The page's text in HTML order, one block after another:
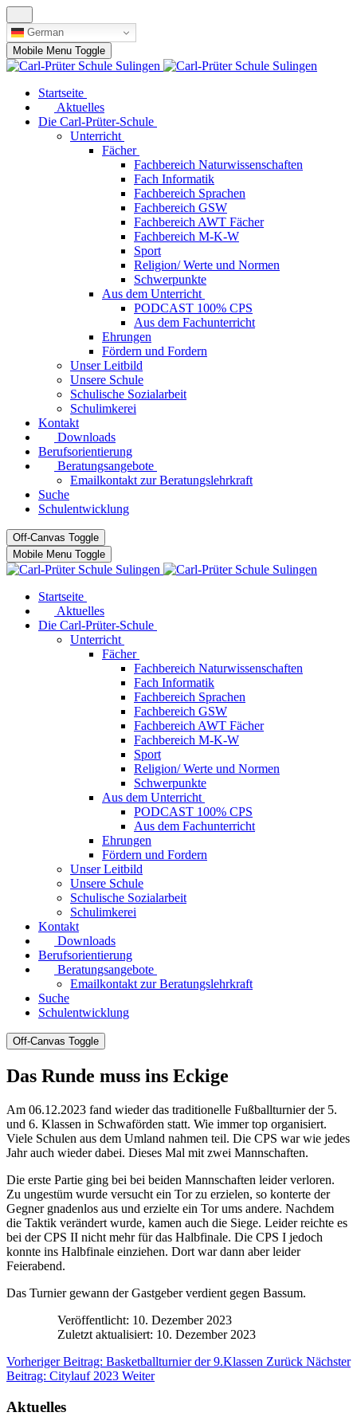
German
Mobile Menu Toggle
Startseite
Aktuelles
Die Carl-Prüter-Schule
Unterricht
Fächer
Fachbereich Naturwissenschaften
Fach Informatik
Fachbereich Sprachen
Fachbereich GSW
Fachbereich AWT Fächer
Fachbereich M-K-W
Sport
Religion/ Werte und Normen
Schwerpunkte
Aus dem Unterricht
PODCAST 100% CPS
Aus dem Fachunterricht
Ehrungen
Fördern und Fordern
Unser Leitbild
Unsere Schule
Schulische Sozialarbeit
Schulimkerei
Kontakt
Downloads
Berufsorientierung
Beratungsangebote
Emailkontakt zur Beratungslehrkraft
Suche
Schulentwicklung
Off-Canvas Toggle
Mobile Menu Toggle
Startseite
Aktuelles
Die Carl-Prüter-Schule
Unterricht
Fächer
Fachbereich Naturwissenschaften
Fach Informatik
Fachbereich Sprachen
Fachbereich GSW
Fachbereich AWT Fächer
Fachbereich M-K-W
Sport
Religion/ Werte und Normen
Schwerpunkte
Aus dem Unterricht
PODCAST 100% CPS
Aus dem Fachunterricht
Ehrungen
Fördern und Fordern
Unser Leitbild
Unsere Schule
Schulische Sozialarbeit
Schulimkerei
Kontakt
Downloads
Berufsorientierung
Beratungsangebote
Emailkontakt zur Beratungslehrkraft
Suche
Schulentwicklung
Off-Canvas Toggle
Das Runde muss ins Eckige
Am 06.12.2023 fand wieder das traditionelle Fußballturnier der 5.
und 6. Klassen in Schwaförden statt. Wie immer top organisiert.
Viele Schulen aus dem Umland nahmen teil. Die CPS war wie jedes
Jahr auch wieder dabei. Dieses Mal mit zwei Mannschaften.
Die erste Partie ging bei bei beiden Mannschaften leider verloren.
Zu ungestüm wurde versucht ein Tor zu erzielen, so konterte der
Gegner gnadenlos aus und erzielte ein Tor ums andere. Nachdem
die Taktik verändert wurde, kamen auch die Siege. Leider reichte es
bei der CPS II nicht mehr für das Halbfinale. Die CPS I jedoch
konnte ins Halbfinale einziehen. Dort war dann aber leider
Feierabend.
Das Turnier gewann der Gastgeber verdient gegen Bassum.
Veröffentlicht: 10. Dezember 2023
Zuletzt aktualisiert: 10. Dezember 2023
Vorheriger Beitrag: Basketballturnier der 9.Klassen Zurück Nächster
Beitrag: Citylauf 2023 Weiter
Aktuelles